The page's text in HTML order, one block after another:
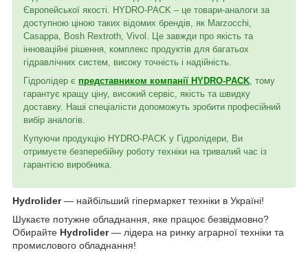
Європейської якості. HYDRO-PACK – це товари-аналоги за
доступною ціною таких відомих брендів, як Marzocchi,
Casappa, Bosh Rextroth, Vivol. Це завжди про якість та
інноваційні рішення, комплекс продуктів для багатьох
гідравлічних систем, високу точність і надійність.
Гідролідер є представником компанії HYDRO-PACK , тому
гарантує кращу ціну, високий сервіс, якість та швидку
доставку. Наші спеціалісти допоможуть зробити професійний
вибір аналогів.
Купуючи продукцію HYDRO-PACK у Гідролідери, Ви
отримуєте безперебійну роботу техніки на тривалий час із
гарантією виробника.
Hydrolider— найбільший гіпермаркет техніки в Україні!
Шукаєте потужне обладнання, яке працює безвідмовно?
Обирайте Hydrolider— лідера на ринку аграрної техніки та
промислового обладнання!